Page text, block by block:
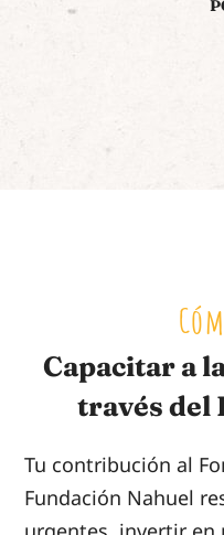
Capacitar a
través del
Tu contribución al
Fundación Nahuel